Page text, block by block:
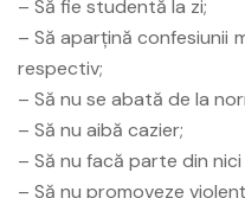
– Să fie studentă la zi;
– Să aparţină confesiunii
respectiv;
– Să nu se abată de la
– Să nu aibă cazier;
– Să nu facă parte din
– Să nu promoveze